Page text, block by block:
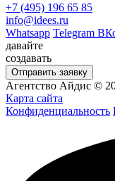
+7 (495) 196 65 85
info@idees.ru
Whatsapp Telegram
давайте
создавать
Отправить заявку
Агентство Айдис ©
Карта сайта
Конфиденциальность